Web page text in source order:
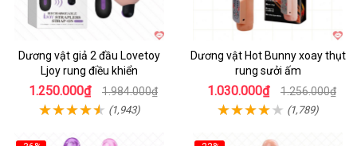
Dương vật giả 2 đầu Lovetoy
Ljoy rung điều khiển
1.250.000₫ 1.984.000₫
(1,943)
Dương vật Hot Bunny xoay thụt
rung sưởi ấm
1.030.000₫ 1.256.000₫
(1,789)